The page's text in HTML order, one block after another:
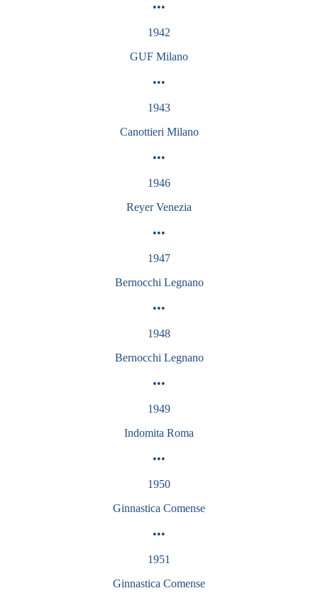
•••
1942
GUF Milano
•••
1943
Canottieri Milano
•••
1946
Reyer Venezia
•••
1947
Bernocchi Legnano
•••
1948
Bernocchi Legnano
•••
1949
Indomita Roma
•••
1950
Ginnastica Comense
•••
1951
Ginnastica Comense